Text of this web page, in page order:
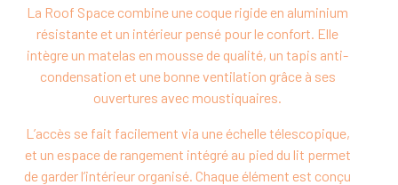
La Roof Space combine une coque rigide en aluminium
résistante et un intérieur pensé pour le confort. Elle
intègre un matelas en mousse de qualité, un tapis anti-
condensation et une bonne ventilation grâce à ses
ouvertures avec moustiquaires.
L’accès se fait facilement via une échelle télescopique,
et un espace de rangement intégré au pied du lit permet
de garder l’intérieur organisé. Chaque élément est conçu